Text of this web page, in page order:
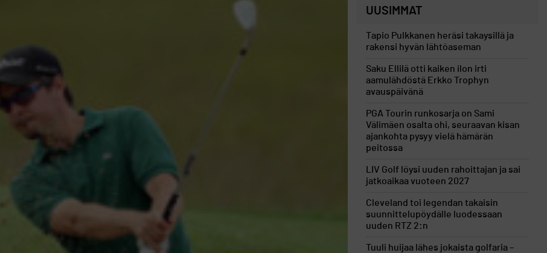
UUSIMMAT
Tapio Pulkkanen heräsi takaysillä ja
rakensi hyvän lähtöaseman
Saku Ellilä otti kaiken ilon irti
aamulähdöstä Erkko Trophyn
avauspäivänä
PGA Tourin runkosarja on Sami
Välimäen osalta ohi, seuraavan kisan
ajankohta pysyy vielä hämärän
peitossa
LIV Golf löysi uuden rahoittajan ja sai
jatkoaikaa vuoteen 2027
Cleveland toi legendan takaisin
suunnittelupöydälle luodessaan
uuden RTZ 2:n
Tuuli huijaa lähes jokaista golfaria –